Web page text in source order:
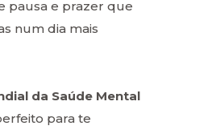
pausa e prazer que
num dia mais
da Saúde Mental
para te